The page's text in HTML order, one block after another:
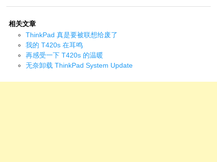
相关文章
ThinkPad 真是要被联想给废了
我的 T420s 在耳鸣
再感受一下 T420s 的温暖
无奈卸载 ThinkPad System Update